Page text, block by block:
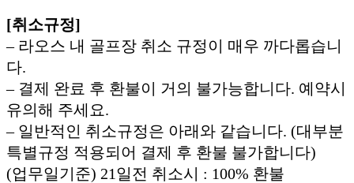
[취소규정]
– 라오스 내 골프장 취소 규정이 매우 까다롭습니
다.
– 결제 완료 후 환불이 거의 불가능합니다. 예약시
유의해 주세요.
– 일반적인 취소규정은 아래와 같습니다. (대부분
특별규정 적용되어 결제 후 환불 불가합니다)
(업무일기준) 21일전 취소시 : 100% 환불